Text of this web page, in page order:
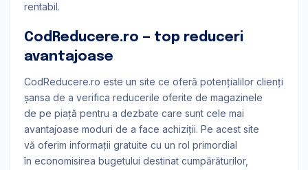
rentabil.
CodReducere.ro — top reduceri
avantajoase
CodReducere.ro este un site ce oferă potențialilor clienți
șansa de a verifica reducerile oferite de magazinele
de pe piață pentru a dezbate care sunt cele mai
avantajoase moduri de a face achiziții. Pe acest site
vă oferim informații gratuite cu un rol primordial
în economisirea bugetului destinat cumpărăturilor,